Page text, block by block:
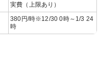
実費（上限あり）
380円/時※12/30 0時～1/3 24
時